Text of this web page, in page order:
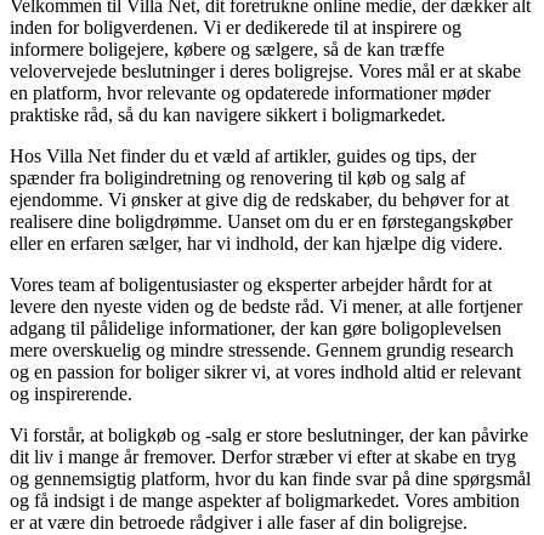
Velkommen til Villa Net, dit foretrukne online medie, der dækker alt
inden for boligverdenen. Vi er dedikerede til at inspirere og
informere boligejere, købere og sælgere, så de kan træffe
velovervejede beslutninger i deres boligrejse. Vores mål er at skabe
en platform, hvor relevante og opdaterede informationer møder
praktiske råd, så du kan navigere sikkert i boligmarkedet.
Hos Villa Net finder du et væld af artikler, guides og tips, der
spænder fra boligindretning og renovering til køb og salg af
ejendomme. Vi ønsker at give dig de redskaber, du behøver for at
realisere dine boligdrømme. Uanset om du er en førstegangskøber
eller en erfaren sælger, har vi indhold, der kan hjælpe dig videre.
Vores team af boligentusiaster og eksperter arbejder hårdt for at
levere den nyeste viden og de bedste råd. Vi mener, at alle fortjener
adgang til pålidelige informationer, der kan gøre boligoplevelsen
mere overskuelig og mindre stressende. Gennem grundig research
og en passion for boliger sikrer vi, at vores indhold altid er relevant
og inspirerende.
Vi forstår, at boligkøb og -salg er store beslutninger, der kan påvirke
dit liv i mange år fremover. Derfor stræber vi efter at skabe en tryg
og gennemsigtig platform, hvor du kan finde svar på dine spørgsmål
og få indsigt i de mange aspekter af boligmarkedet. Vores ambition
er at være din betroede rådgiver i alle faser af din boligrejse.